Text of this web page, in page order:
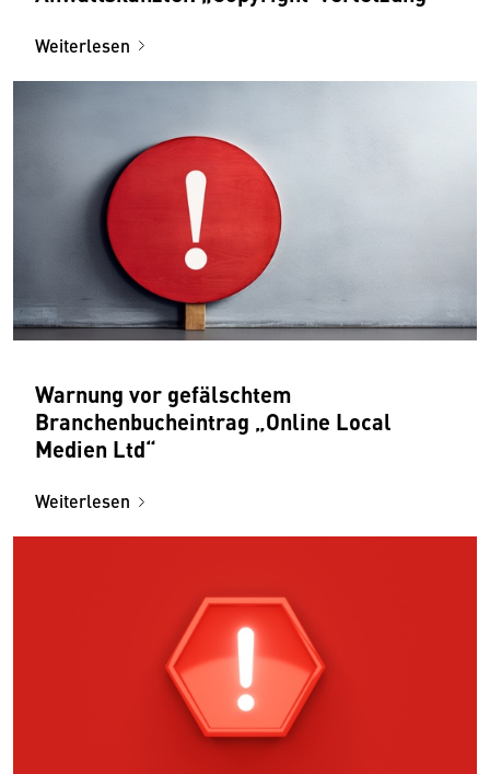
Weiterlesen
Warnung vor gefälschtem
Branchenbucheintrag „Online Local
Medien Ltd“
Weiterlesen